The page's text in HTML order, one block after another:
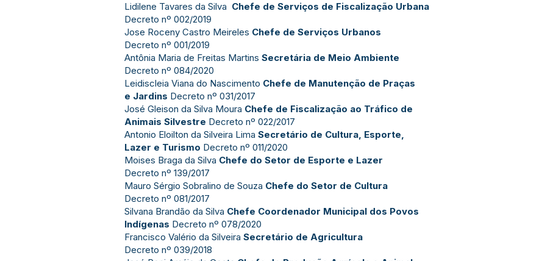
Lidilene Tavares da Silva Chefe de Serviços de Fiscalização Urbana
Decreto nº 002/2019
Jose Roceny Castro Meireles Chefe de Serviços Urbanos
Decreto nº 001/2019
Antônia Maria de Freitas Martins Secretária de Meio Ambiente
Decreto nº 084/2020
Leidiscleia Viana do Nascimento Chefe de Manutenção de Praças
e Jardins Decreto nº 031/2017
José Gleison da Silva Moura Chefe de Fiscalização ao Tráfico de
Animais Silvestre Decreto nº 022/2017
Antonio Eloilton da Silveira Lima Secretário de Cultura, Esporte,
Lazer e Turismo Decreto nº 011/2020
Moises Braga da Silva Chefe do Setor de Esporte e Lazer
Decreto nº 139/2017
Mauro Sérgio Sobralino de Souza Chefe do Setor de Cultura
Decreto nº 081/2017
Silvana Brandão da Silva Chefe Coordenador Municipal dos Povos
Indígenas Decreto nº 078/2020
Francisco Valério da Silveira Secretário de Agricultura
Decreto nº 039/2018